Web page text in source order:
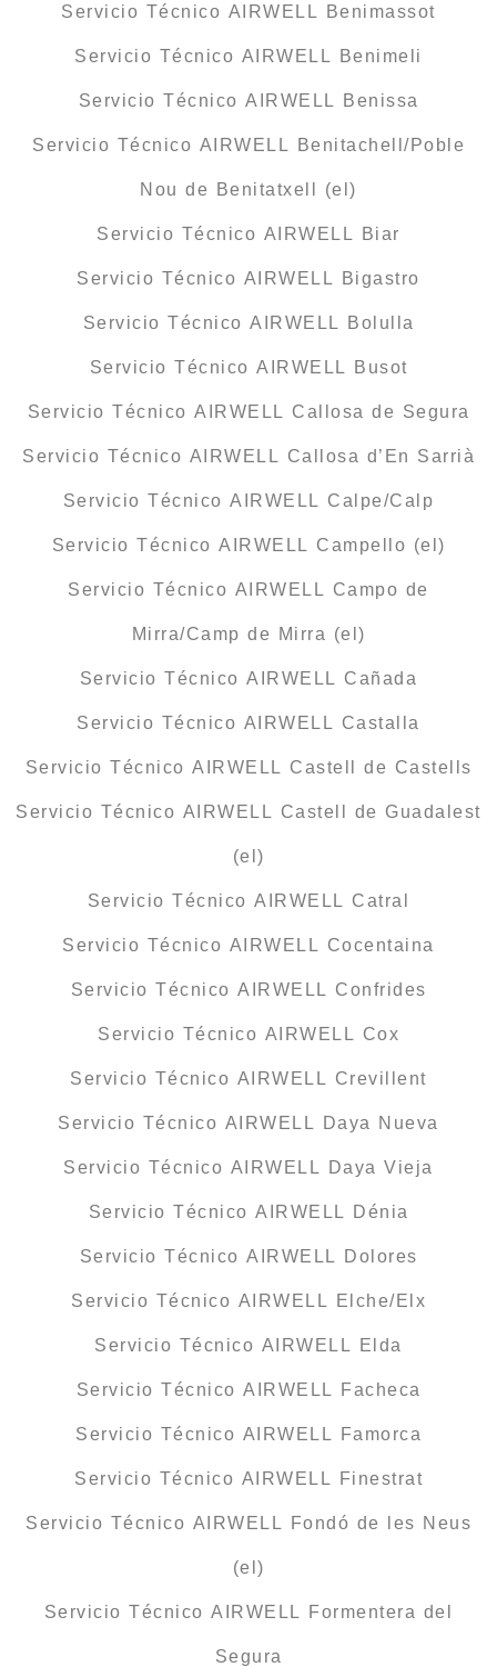
Servicio Técnico AIRWELL Benimassot
Servicio Técnico AIRWELL Benimeli
Servicio Técnico AIRWELL Benissa
Servicio Técnico AIRWELL Benitachell/Poble
Nou de Benitatxell (el)
Servicio Técnico AIRWELL Biar
Servicio Técnico AIRWELL Bigastro
Servicio Técnico AIRWELL Bolulla
Servicio Técnico AIRWELL Busot
Servicio Técnico AIRWELL Callosa de Segura
Servicio Técnico AIRWELL Callosa d’En Sarrià
Servicio Técnico AIRWELL Calpe/Calp
Servicio Técnico AIRWELL Campello (el)
Servicio Técnico AIRWELL Campo de
Mirra/Camp de Mirra (el)
Servicio Técnico AIRWELL Cañada
Servicio Técnico AIRWELL Castalla
Servicio Técnico AIRWELL Castell de Castells
Servicio Técnico AIRWELL Castell de Guadalest
(el)
Servicio Técnico AIRWELL Catral
Servicio Técnico AIRWELL Cocentaina
Servicio Técnico AIRWELL Confrides
Servicio Técnico AIRWELL Cox
Servicio Técnico AIRWELL Crevillent
Servicio Técnico AIRWELL Daya Nueva
Servicio Técnico AIRWELL Daya Vieja
Servicio Técnico AIRWELL Dénia
Servicio Técnico AIRWELL Dolores
Servicio Técnico AIRWELL Elche/Elx
Servicio Técnico AIRWELL Elda
Servicio Técnico AIRWELL Facheca
Servicio Técnico AIRWELL Famorca
Servicio Técnico AIRWELL Finestrat
Servicio Técnico AIRWELL Fondó de les Neus
(el)
Servicio Técnico AIRWELL Formentera del
Segura